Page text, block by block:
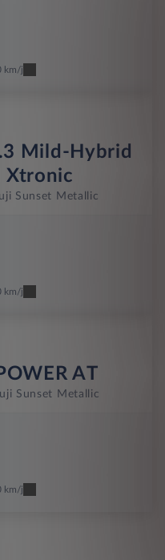
km/j
Mild-Hybrid
Xtronic
Sunset Metallic
km/j
AT
Sunset Metallic
km/j